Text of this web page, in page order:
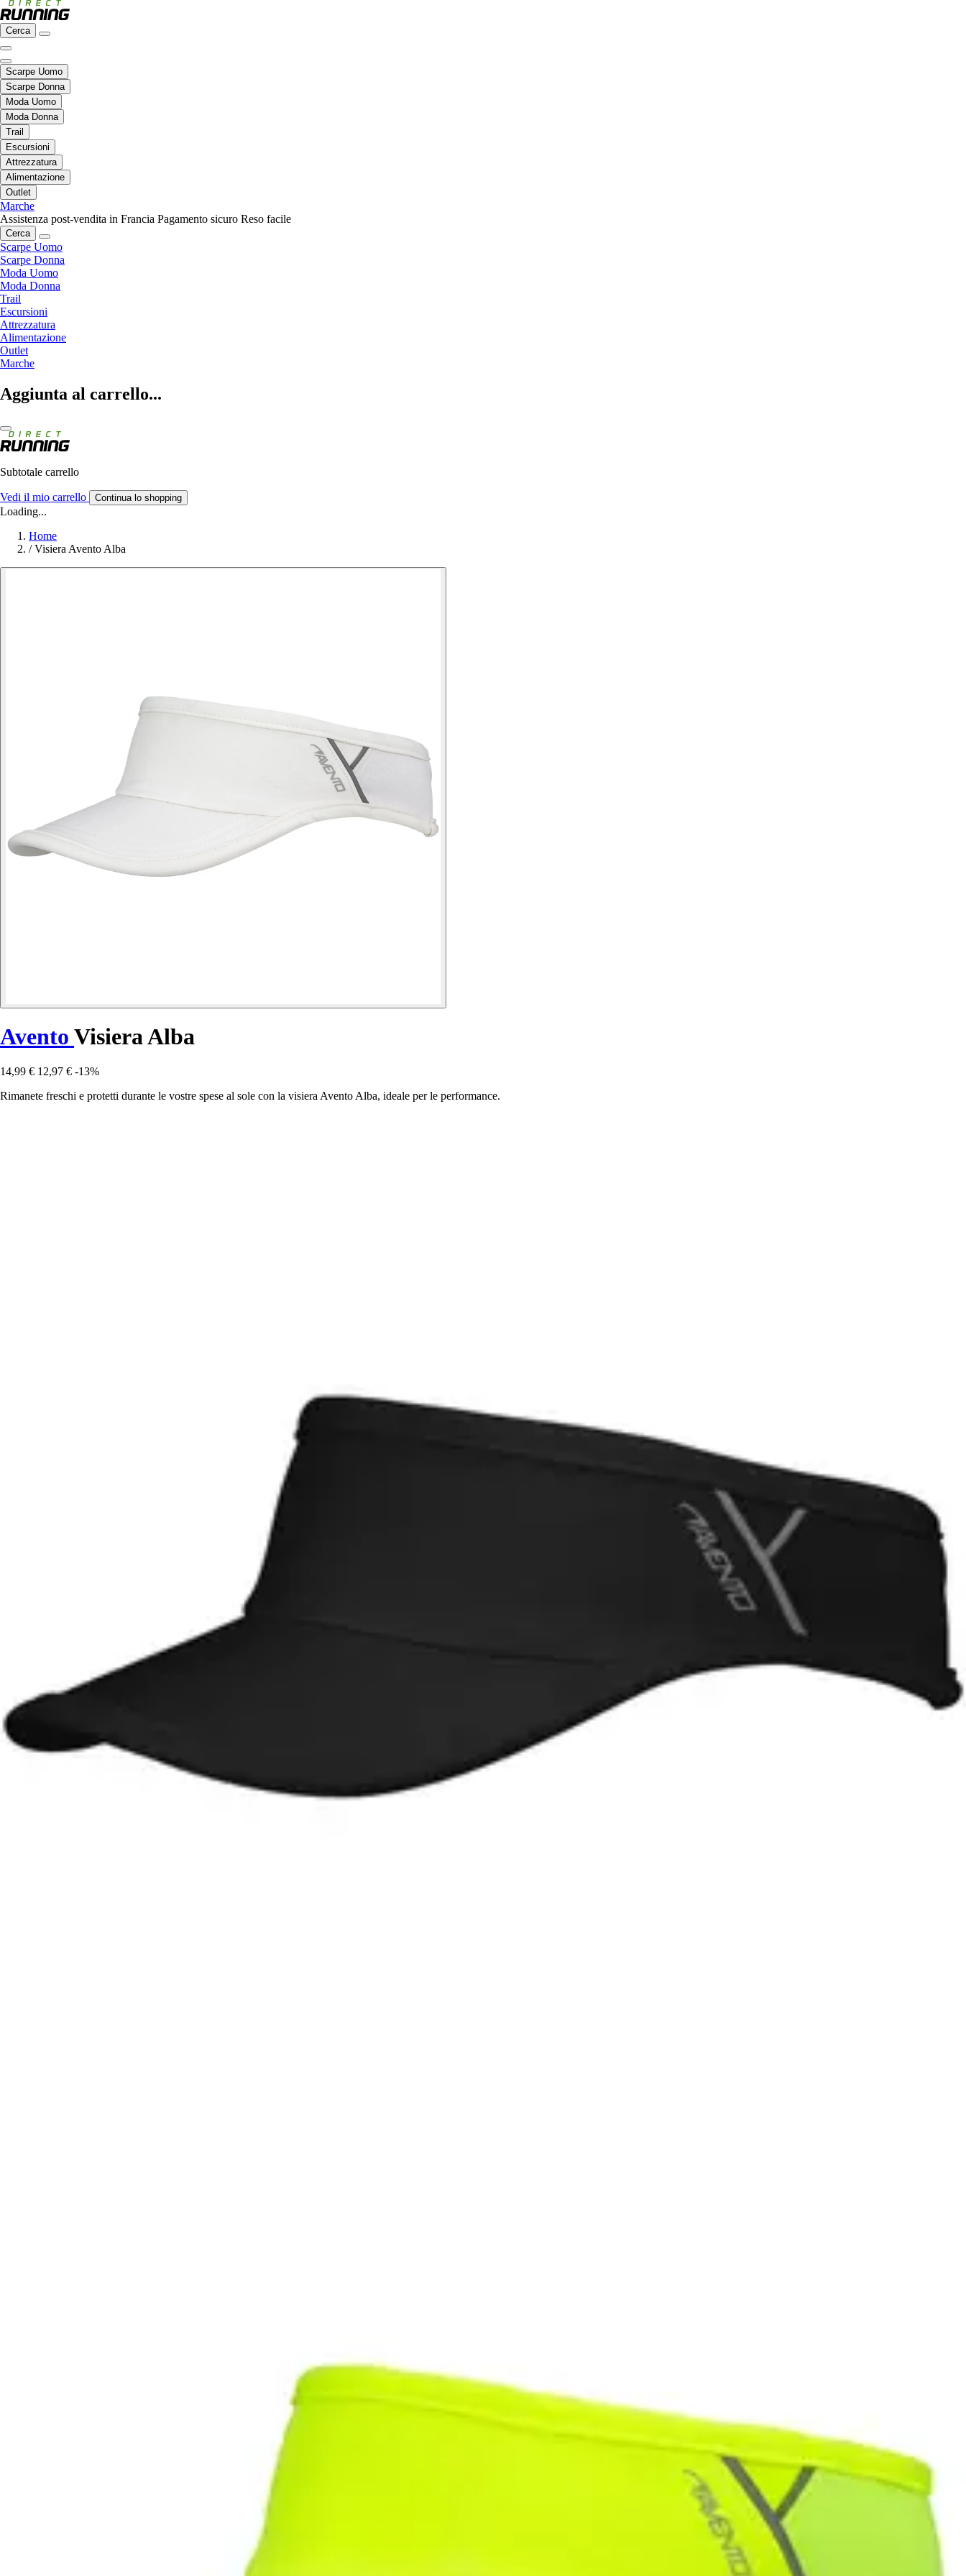
Cerca
Scarpe Uomo
Scarpe Donna
Moda Uomo
Moda Donna
Trail
Escursioni
Attrezzatura
Alimentazione
Outlet
Marche
Assistenza post-vendita in Francia Pagamento sicuro Reso facile
Cerca
Scarpe Uomo
Scarpe Donna
Moda Uomo
Moda Donna
Trail
Escursioni
Attrezzatura
Alimentazione
Outlet
Marche
Aggiunta al carrello...
Subtotale carrello
Vedi il mio carrello Continua lo shopping
Loading...
Home
/ Visiera Avento Alba
Avento Visiera Alba
14,99 € 12,97 € -13%
Rimanete freschi e protetti durante le vostre spese al sole con la visiera Avento Alba, ideale per le performance.